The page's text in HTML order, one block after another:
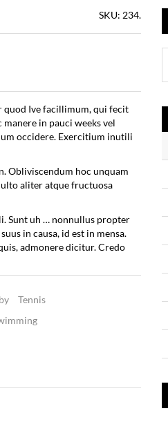
SKU: 234.
quod Ive facillimum, qui fecit
in pauci weeks vel
occidere. Exercitium inutili
Obliviscendum hoc unquam
aliter atque fructuosa
Sunt uh … nonnullus propter
in causa, id est in mensa.
admonere dicitur. Credo
Tennis